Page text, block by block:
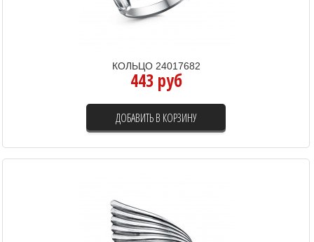
КОЛЬЦО 24017682
443 руб
ДОБАВИТЬ В КОРЗИНУ